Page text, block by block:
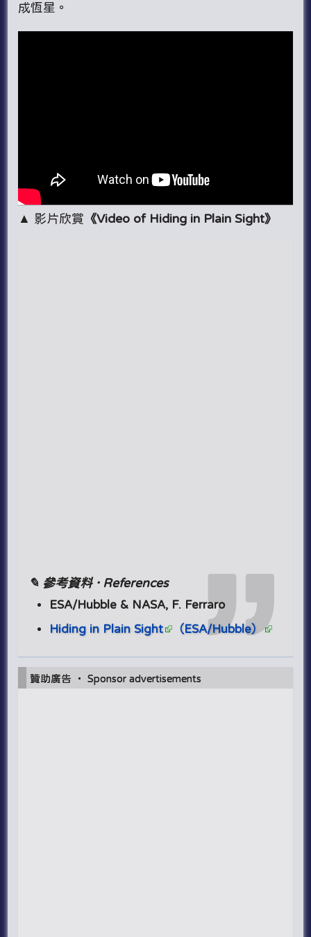
成恆星。
▲ 影片欣賞 《Video of Hiding in Plain Sight》
✎ 參考資料 · References
ESA/Hubble & NASA, F. Ferraro
Hiding in Plain Sight （ESA/Hubble）
贊助廣告 ‧ Sponsor advertisements